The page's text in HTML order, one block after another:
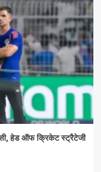
हेड ऑफ क्रिकेट स्ट्रैटेजी